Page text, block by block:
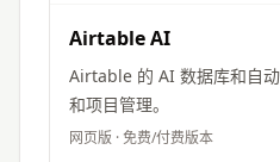
Airtable AI
Airtable 的 AI 数据库和自
和项目管理。
网页版 ·免费/付费版本